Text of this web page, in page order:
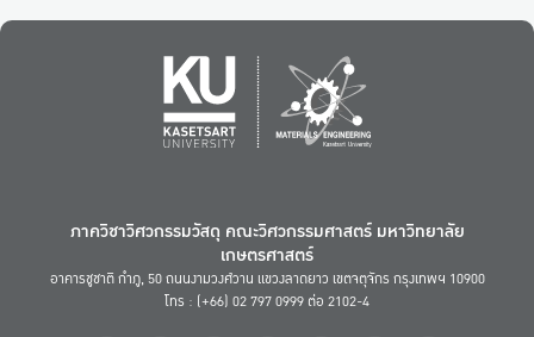
ภาควิชาวิศวกรรมวัสดุ คณะวิศวกรรมศาสตร์ มหาวิทยาลัย
เกษตรศาสตร์
อาคารชูชาติ กำภู, 50 ถนนงามวงศ์วาน แขวงลาดยาว เขตจตุจักร กรุงเทพฯ 10900
โทร : (+66) 02 797 0999 ต่อ 2102-4